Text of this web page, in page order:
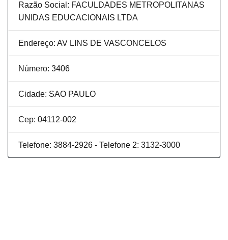
Razão Social: FACULDADES METROPOLITANAS
UNIDAS EDUCACIONAIS LTDA
Endereço: AV LINS DE VASCONCELOS
Número: 3406
Cidade: SAO PAULO
Cep: 04112-002
Telefone: 3884-2926 - Telefone 2: 3132-3000